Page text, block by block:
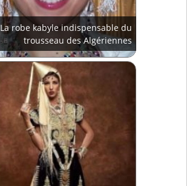
La robe kabyle indispensable du
trousseau des Algériennes